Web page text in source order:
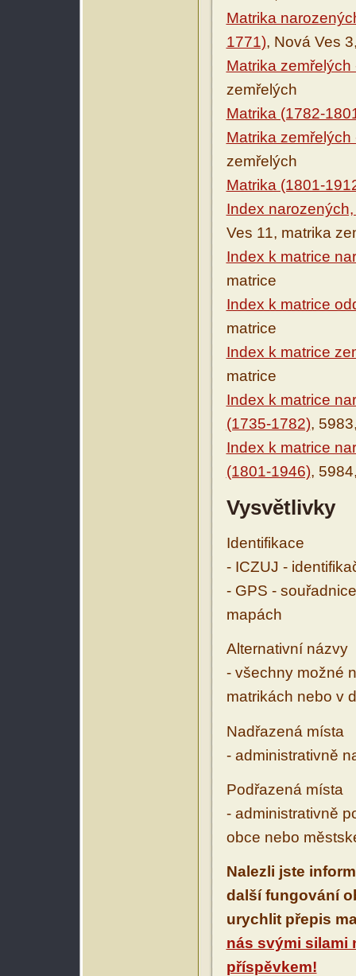
Matrika
1771), Nová Ves
Matrika
zemřelých
Matrika (1782-
Matrika
zemřelých
Matrika (1801-
Index
Ves 11, matrika
Index k matrice
matrice
Index k matrice
matrice
Index k matrice
matrice
Index k matrice
(1735-1782),
Index k matrice
(1801-1946),
Vysvětlivky
Identifikace
- ICZUJ -
- GPS -
mapách
Alternativní názvy
- všechny možné
matrikách nebo v
Nadřazená místa
- administrativně
Podřazená místa
- administrativně
obce nebo
Nalezli jste
další fungování
urychlit přepis
nás svými silami
příspěvkem!